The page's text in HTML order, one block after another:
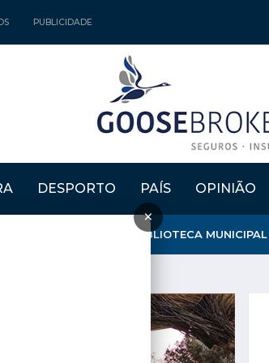
PUBLICIDADE
DESPORTO PAÍS OPINIÃO
×
MENÇÃO HONROSA À BIBLIOTECA